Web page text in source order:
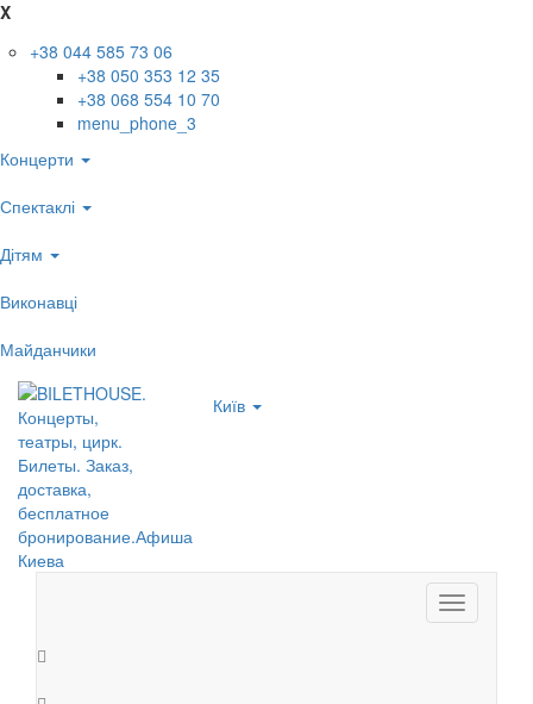
X
+38 044 585 73 06
+38 050 353 12 35
+38 068 554 10 70
menu_phone_3
Концерти
Спектаклі
Дітям
Виконавці
Майданчики
Київ
Toggle
navigation